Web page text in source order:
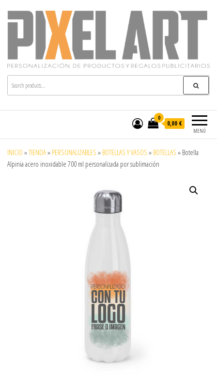
Pixelart
Especialistas en textil publicitario y regalos
personalizados en móstoles
MENÚ
0
0,00 €
INICIO »TIENDA» PERSONALIZABLES » BOTELLAS Y VASOS » BOTELLAS » Botella
Alpinia acero inoxidable 700 ml personalizada por sublimación